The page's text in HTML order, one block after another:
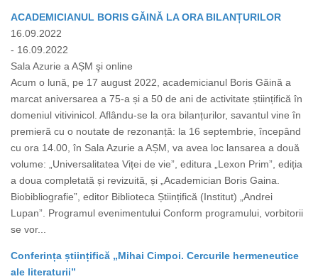
ACADEMICIANUL BORIS GĂINĂ LA ORA BILANȚURILOR
16.09.2022
- 16.09.2022
Sala Azurie a AȘM şi online
Acum o lună, pe 17 august 2022, academicianul Boris Găină a
marcat aniversarea a 75-a și a 50 de ani de activitate științifică în
domeniul vitivinicol. Aflându-se la ora bilanțurilor, savantul vine în
premieră cu o noutate de rezonanță: la 16 septembrie, începând
cu ora 14.00, în Sala Azurie a AȘM, va avea loc lansarea a două
volume: „Universalitatea Viței de vie”, editura „Lexon Prim”, ediția
a doua completată și revizuită, și „Academician Boris Gaina.
Biobibliografie”, editor Biblioteca Științifică (Institut) „Andrei
Lupan”. Programul evenimentului Conform programului, vorbitorii
se vor...
Conferința științifică „Mihai Cimpoi. Cercurile hermeneutice
ale literaturii”